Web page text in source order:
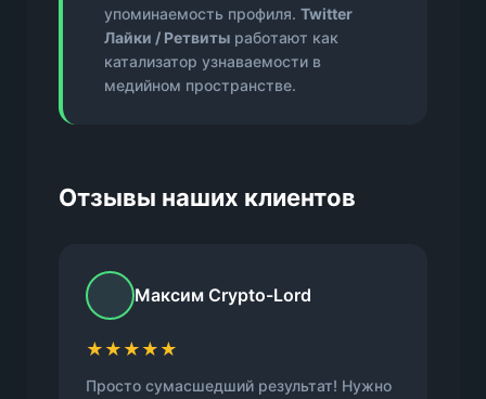
упоминаемость профиля. Twitter
Лайки / Ретвиты работают как
катализатор узнаваемости в
медийном пространстве.
Отзывы наших клиентов
Максим Crypto-Lord
★★★★★
Просто сумасшедший результат! Нужно